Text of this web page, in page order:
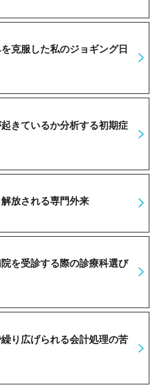
克服した私のジョギング日
きているか分析する初期症
放される専門外来
を受診する際の診療科選び
り広げられる会計処理の苦